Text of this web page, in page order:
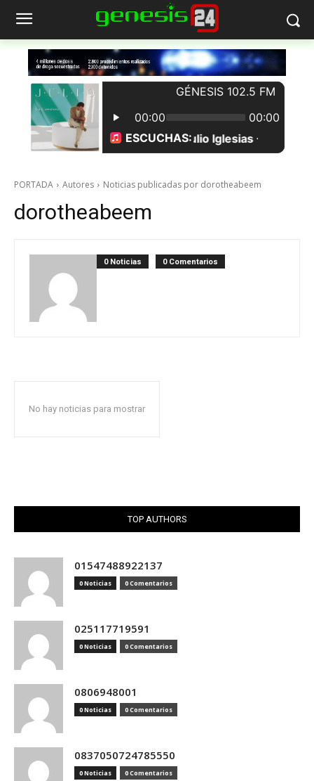
PORTADA Autores Noticias publicadas por dorotheabeem
dorotheabeem
0 Noticias 0 Comentarios
No hay noticias para mostrar
TOP AUTHORS
01547488922137
0 Noticias 0 Comentarios
025117719591
0 Noticias 0 Comentarios
0806948001
0 Noticias 0 Comentarios
0837050724785550
0 Noticias 0 Comentarios